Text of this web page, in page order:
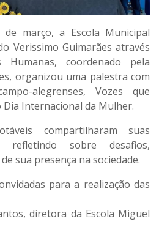
março, a Escola Municipal
Verissimo Guimarães através
coordenado pela
organizou uma palestra com
alegrenses, Vozes que
Internacional da Mulher.
compartilharam suas
sobre desafios,
sua presença na sociedade.
para a realização das
diretora da Escola Miguel